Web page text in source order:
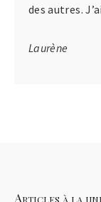
des autres.
Laurène